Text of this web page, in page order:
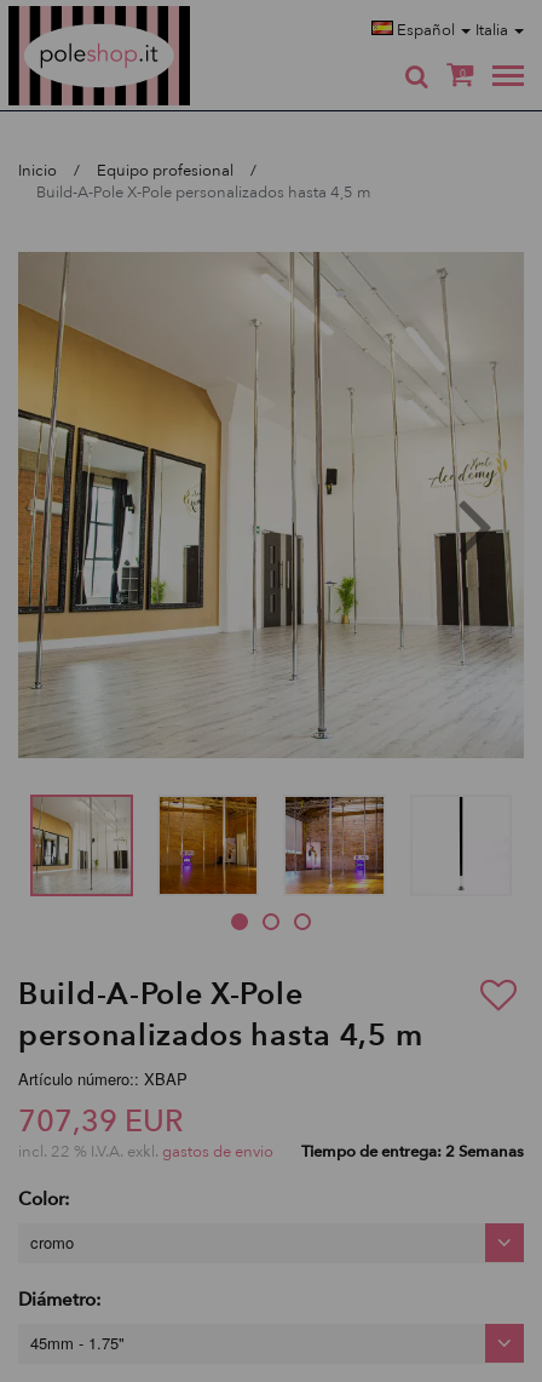
Español Italia
0
Inicio
Equipo profesional
Build-A-Pole X-Pole personalizados hasta 4,5 m
Build-A-Pole X-Pole
personalizados hasta 4,5 m
Artículo número:: XBAP
707,39 EUR
incl. 22 % I.V.A. exkl. gastos de envio Tiempo de entrega: 2 Semanas
Color:
cromo
Diámetro:
45mm - 1.75"